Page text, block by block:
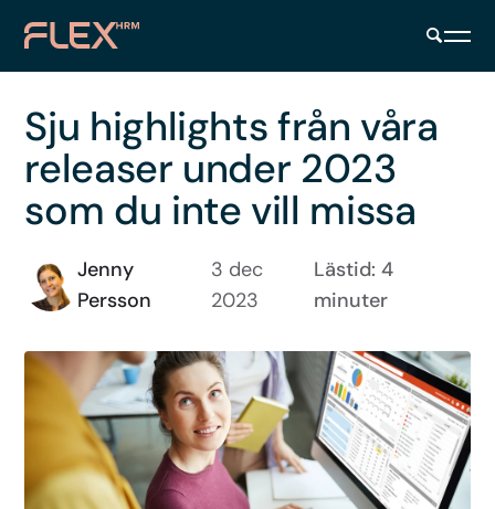
Sju highlights från våra
releaser under 2023
som du inte vill missa
Jenny
Persson
3 dec
2023
Lästid: 4
minuter